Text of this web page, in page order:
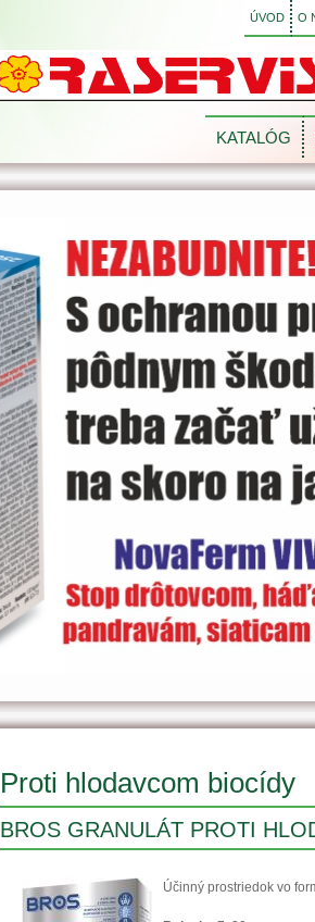
ÚVOD O
KATALÓG
Proti hlodavcom biocídy
BROS GRANULÁT PROTI
Účinný prostriedok vo